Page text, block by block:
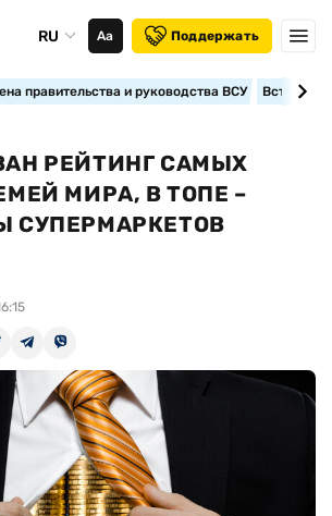
RU Аа Поддержать
правительства и руководства ВСУ
РЕЙТИНГ САМЫХ
МИРА, В ТОПЕ –
СУПЕРМАРКЕТОВ